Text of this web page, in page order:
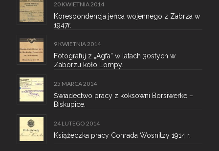
20 KWIETNIA 2014
Korespondencja jeńca wojennego z Zabrza w
1947r.
9 KWIETNIA 2014
Fotografuj z „Agfa” w latach 30stych w
Zaborzu koło Lompy.
25 MARCA 2014
Świadectwo pracy z koksowni Borsiwerke –
Biskupice.
24 LUTEGO 2014
Książeczka pracy Conrada Wosnitzy 1914 r.